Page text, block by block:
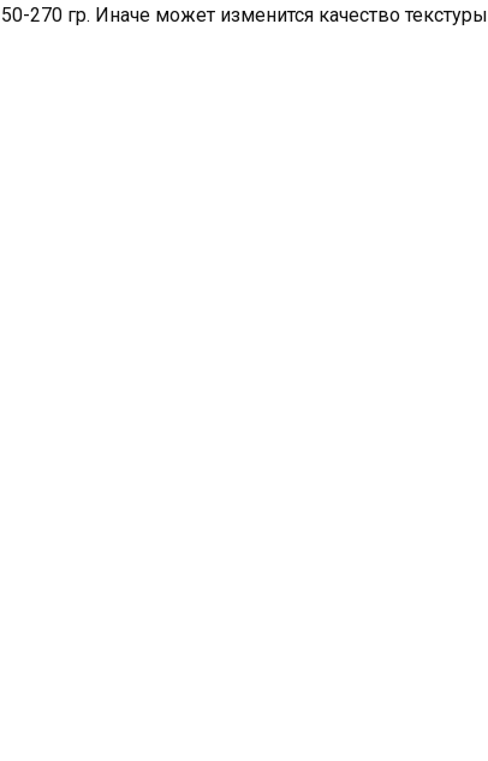
270 гр. Иначе может изменится качество текстуры